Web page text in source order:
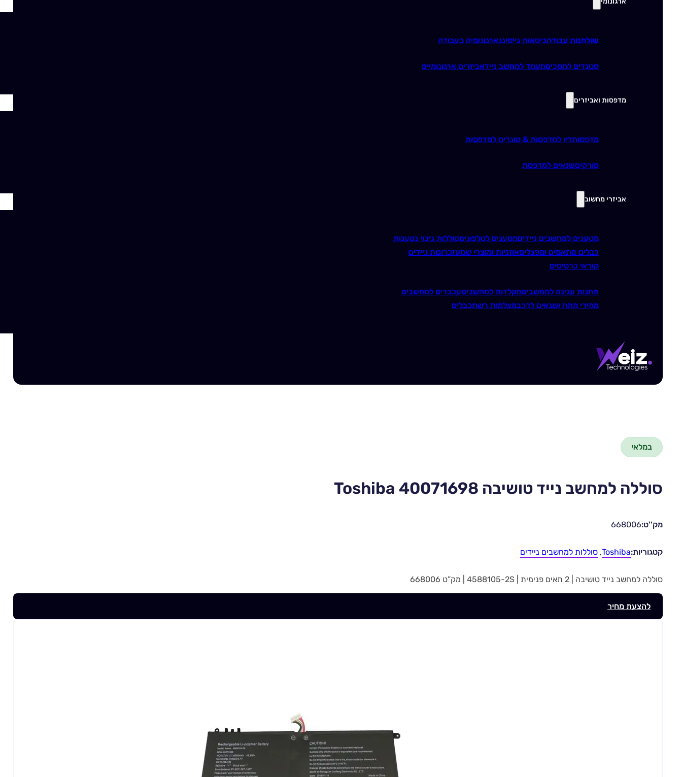
שולחנות עבודהכיסאות גיימינגארגונומיה בעבודה
סטנדים למסכיםמעמד למחשב ניידאביזרים ארגונומיים
מדפסות ואביזרים
מדפסותדיו למדפסות & טונרים למדפסות
סורקיםשנאים למדפסת
אביזרי מחשוב
מטענים למחשבים ניידיםמטענים לטלפוניםסוללות גיבוי נטענות
כבלים מתאמים ומפצליםאוזניות ומוצרי שמעזכרונות ניידים
קוראי כרטיסים
תחנות עגינה למחשביםמקלדות למחשביםעכברים למחשבים
ממירי מתח ושנאים לרכבמצלמות רשתכבלים
במלאי
סוללה למחשב נייד טושיבה Toshiba 40071698
מק''ט:668006
קטגוריות:Toshiba
, סוללות למחשבים ניידים
סוללה למחשב נייד טושיבה | 2 תאים פנימית | 4588105-2S | מק”ט 668006
להצעת מחיר